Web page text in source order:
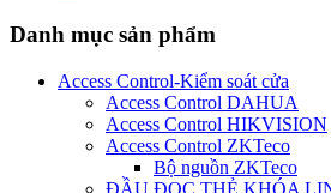
Danh mục sản phẩm
Access Control-Kiểm soát cửa
Access Control DAHUA
Access Control HIKVISION
Access Control ZKTeco
Bộ nguồn ZKTeco
ĐẦU ĐỌC THẺ KHÓA